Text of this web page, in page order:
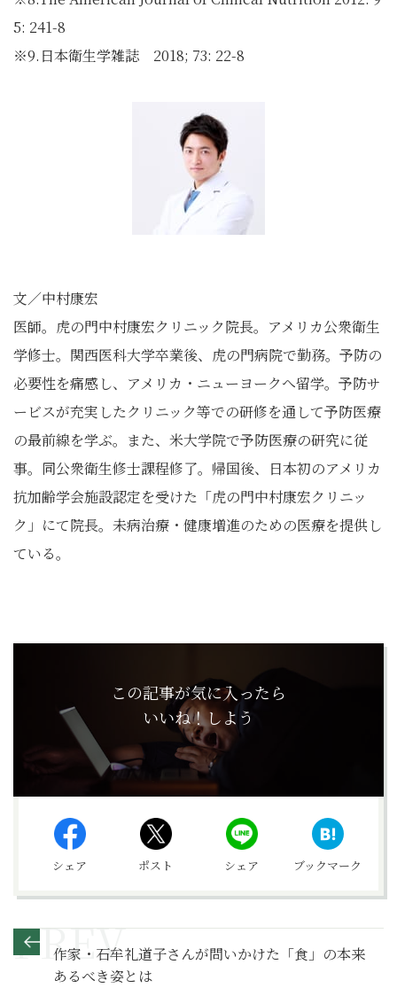
5: 241-8
※9.日本衛生学雑誌 2018; 73: 22-8
文／中村康宏
医師。虎の門中村康宏クリニック院長。アメリカ公衆衛生
学修士。関西医科大学卒業後、虎の門病院で勤務。予防の
必要性を痛感し、アメリカ・ニューヨークへ留学。予防サ
ービスが充実したクリニック等での研修を通して予防医療
の最前線を学ぶ。また、米大学院で予防医療の研究に従
事。同公衆衛生修士課程修了。帰国後、日本初のアメリカ
抗加齢学会施設認定を受けた「虎の門中村康宏クリニッ
ク」にて院長。未病治療・健康増進のための医療を提供し
ている。
この記事が気に入ったら
いいね！しよう
シェア ポスト シェア ブックマーク
作家・石牟礼道子さんが問いかけた「食」の本来
あるべき姿とは